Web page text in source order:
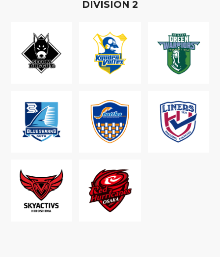
DIVISION 2